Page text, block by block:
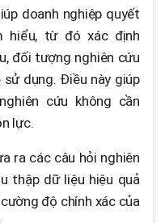
doanh nghiệp quyết
hiểu, từ đó xác định
đối tượng nghiên cứu
dụng. Điều này giúp
cứu không cần
lực.
ra các câu hỏi nghiên
thập dữ liệu hiệu quả
độ chính xác của